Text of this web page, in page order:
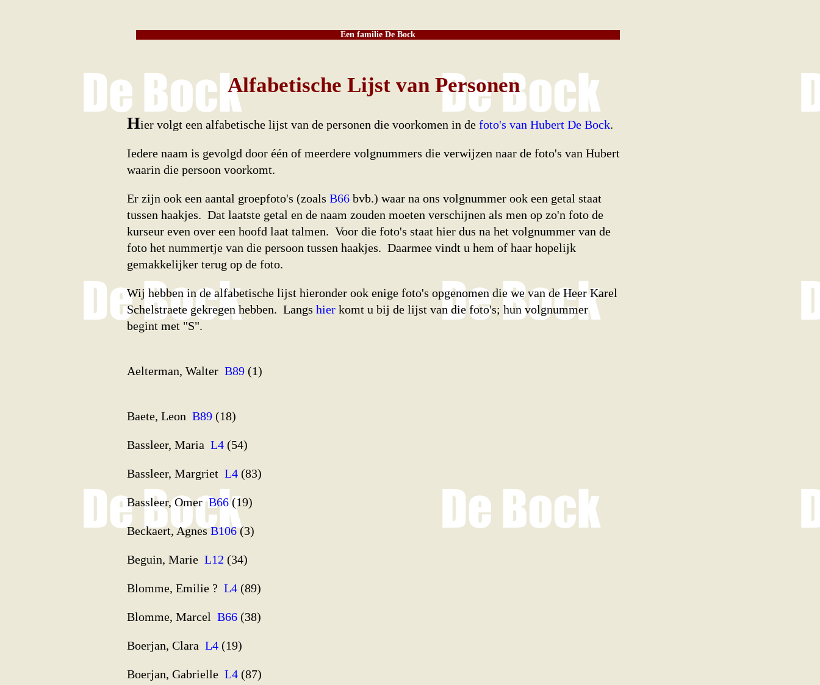
Een familie De Bock
Alfabetische Lijst van Personen
Hier volgt een alfabetische lijst van de personen die voorkomen in de foto's van Hubert De Bock.
Iedere naam is gevolgd door één of meerdere volgnummers die verwijzen naar de foto's van Hubert
waarin die persoon voorkomt.
Er zijn ook een aantal groepfoto's (zoals B66 bvb.) waar na ons volgnummer ook een getal staat
tussen haakjes. Dat laatste getal en de naam zouden moeten verschijnen als men op zo'n foto de
kurseur even over een hoofd laat talmen. Voor die foto's staat hier dus na het volgnummer van de
foto het nummertje van die persoon tussen haakjes. Daarmee vindt u hem of haar hopelijk
gemakkelijker terug op de foto.
Wij hebben in de alfabetische lijst hieronder ook enige foto's opgenomen die we van de Heer Karel
Schelstraete gekregen hebben. Langs hier komt u bij de lijst van die foto's; hun volgnummer
begint met "S".
Aelterman, Walter B89 (1)
Baete, Leon B89 (18)
Bassleer, Maria L4 (54)
Bassleer, Margriet L4 (83)
Bassleer, OmerB66(19)
Beckaert, AgnesB106(3)
Beguin, Marie L12 (34)
Blomme, Emilie ? L4 (89)
Blomme, Marcel B66 (38)
Boerjan, Clara L4 (19)
Boerjan, Gabrielle L4 (87)